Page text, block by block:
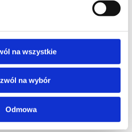
na wszystkie
na wybór
Odmowa
and agents on Azure
PROMOCJA
solutions on Azure